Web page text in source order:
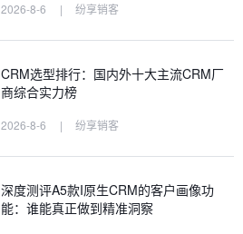
2026-8-6 | 纷享销客
CRM选型排行：国内外十大主流CRM厂
商综合实力榜
2026-8-6 | 纷享销客
深度测评A5款I原生CRM的客户画像功
能：谁能真正做到精准洞察